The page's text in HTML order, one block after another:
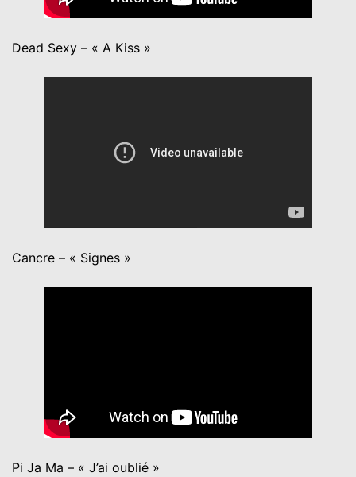
Dead Sexy – « A Kiss »
Cancre – « Signes »
Pi Ja Ma – « J’ai oublié »